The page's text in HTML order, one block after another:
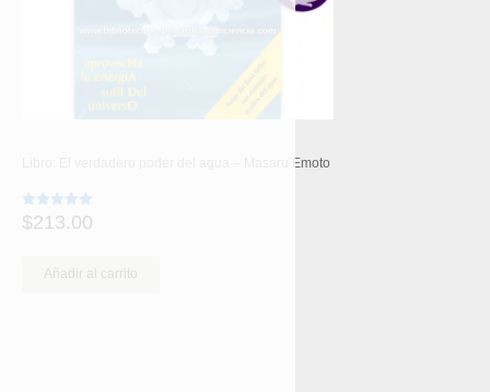
Libro: El verdadero poder del agua – Masaru Emoto
Valorado
con
$213.00
Añadir al carrito